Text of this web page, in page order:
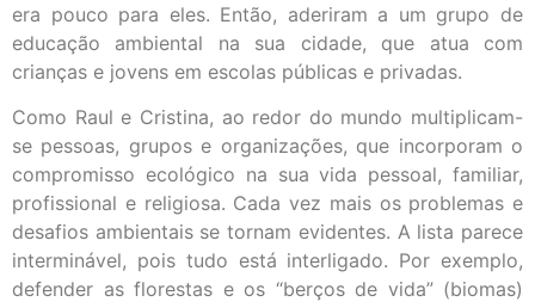
era pouco para eles. Então, aderiram a um grupo de
educação ambiental na sua cidade, que atua com
crianças e jovens em escolas públicas e privadas.
Como Raul e Cristina, ao redor do mundo multiplicam-
se pessoas, grupos e organizações, que incorporam o
compromisso ecológico na sua vida pessoal, familiar,
profissional e religiosa. Cada vez mais os problemas e
desafios ambientais se tornam evidentes. A lista parece
interminável, pois tudo está interligado. Por exemplo,
defender as florestas e os “berços de vida” (biomas)